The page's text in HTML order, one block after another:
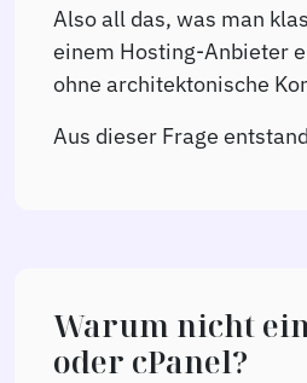
Also all das, was man
einem Hosting-Anbieter
ohne architektonische
Aus dieser Frage
Warum nicht
oder cPanel?